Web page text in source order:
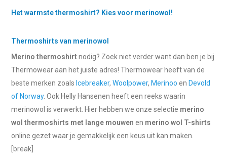
Het warmste thermoshirt? Kies voor merinowol!
Thermoshirts van merinowol
Merino thermoshirt nodig? Zoek niet verder want dan ben je bij
Thermowear aan het juiste adres! Thermowear heeft van de
beste merken zoals Icebreaker,Woolpower, Merinoo en Devold
of Norway. Ook Helly Hansenen heeft een reeks waarin
merinowol is verwerkt. Hier hebben we onze selectie merino
wol thermoshirts met lange mouwen en merino wol T-shirts
online gezet waar je gemakkelijk een keus uit kan maken.
[break]